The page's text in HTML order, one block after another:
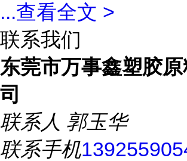
...查看全文 >
联系我们
东莞市万事鑫塑胶
司
联系人 郭玉华
联系手机